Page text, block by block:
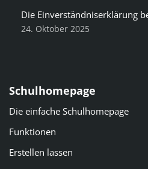
Die Einverständniserklärung
24. Oktober 2025
Schulhomepage
Die einfache Schulhomepage
Funktionen
Erstellen lassen